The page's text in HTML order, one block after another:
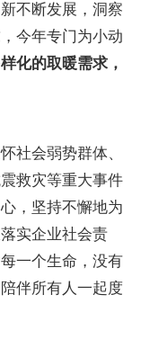
不断发展，洞察
今年专门为小动
化的取暖需求，
社会弱势群体、
救灾等重大事件
，坚持不懈地为
实企业社会责
一个生命，没有
伴所有人一起度